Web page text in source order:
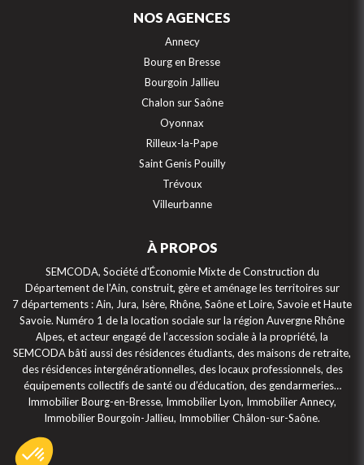
NOS AGENCES
Annecy
Bourg en Bresse
Bourgoin Jallieu
Chalon sur Saône
Oyonnax
Rilleux-la-Pape
Saint Genis Pouilly
Trévoux
Villeurbanne
À PROPOS
SEMCODA, Société d'Économie Mixte de Construction du
Département de l'Ain, construit, gère et aménage les territoires sur
7 départements : Ain, Jura, Isère, Rhône, Saône et Loire, Savoie et Haute
Savoie. Numéro 1 de la location sociale sur la région Auvergne Rhône
Alpes, et acteur engagé de l’accession sociale à la propriété, la
SEMCODA bâti aussi des résidences étudiants, des maisons de retraite,
des résidences intergénérationnelles, des locaux professionnels, des
équipements collectifs de santé ou d’éducation, des gendarmeries…
Immobilier Bourg-en-Bresse, Immobilier Lyon, Immobilier Annecy,
Immobilier Bourgoin-Jallieu, Immobilier Châlon-sur-Saône.